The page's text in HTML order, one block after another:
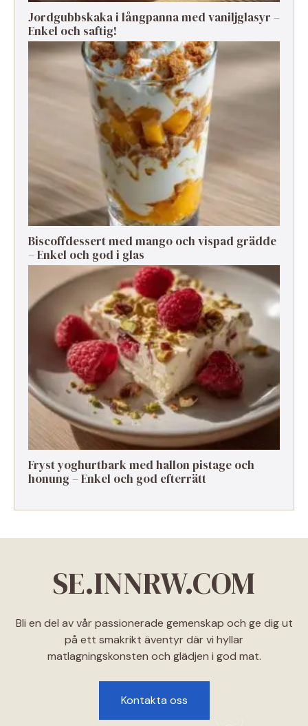
Jordgubbskaka i långpanna med vaniljglasyr –
Enkel och saftig!
Biscoffdessert med mango och vispad grädde
– Enkel och god i glas
Fryst yoghurtbark med hallon pistage och
honung – Enkel och god efterrätt
SE.INNRW.COM
Bli en del av vår passionerade gemenskap och ge dig ut
på ett smakrikt äventyr där vi hyllar
matlagningskonsten och glädjen i god mat.
Kontakta oss